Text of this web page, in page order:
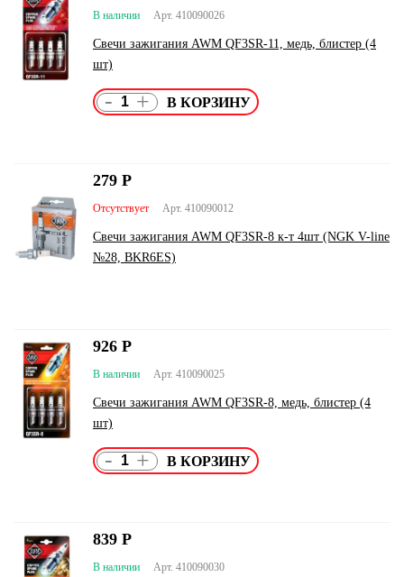
Арт. 410090026
В наличии
Свечи зажигания AWM QF3SR-11, медь, блистер (4
шт)
- +
Арт. 410090012
Отсутствует
Свечи зажигания AWM QF3SR-8 к-т 4шт (NGK V-line
№28, BKR6ES)
279 Р
Арт. 410090025
В наличии
Свечи зажигания AWM QF3SR-8, медь, блистер (4
шт)
926 Р
- +
Арт. 410090030
В наличии
839 Р